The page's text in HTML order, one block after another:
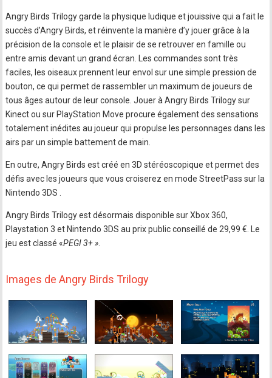
Angry Birds Trilogy garde la physique ludique et jouissive qui a fait le
succès d’Angry Birds, et réinvente la manière d’y jouer grâce à la
précision de la console et le plaisir de se retrouver en famille ou
entre amis devant un grand écran. Les commandes sont très
faciles, les oiseaux prennent leur envol sur une simple pression de
bouton, ce qui permet de rassembler un maximum de joueurs de
tous âges autour de leur console. Jouer à Angry Birds Trilogy sur
Kinect ou sur PlayStation Move procure également des sensations
totalement inédites au joueur qui propulse les personnages dans les
airs par un simple battement de main.
En outre, Angry Birds est créé en 3D stéréoscopique et permet des
défis avec les joueurs que vous croiserez en mode StreetPass sur la
Nintendo 3DS .
Angry Birds Trilogy est désormais disponible sur Xbox 360,
Playstation 3 et Nintendo 3DS au prix public conseillé de 29,99 €. Le
jeu est classé «PEGI 3+ »
Images de Angry Birds Trilogy